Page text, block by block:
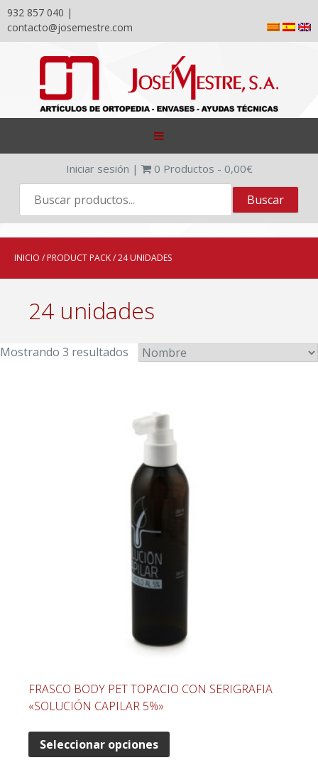
932 857 040 |
contacto@josemestre.com
content
Iniciar sesión | 0 Productos - 0,00€
INICIO / PRODUCT PACK / 24 UNIDADES
24 unidades
Mostrando 3 resultados
FRASCO BODY PET TOPACIO CON SERIGRAFIA
«SOLUCIÓN CAPILAR 5%»
Seleccionar opciones